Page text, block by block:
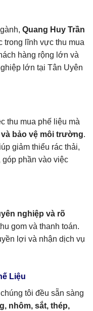
Quang Huy Trần
trong lĩnh vực thu mua
hàng rộng lớn và
lớn tại Tân Uyên
thu mua phế liệu mà
bảo vệ môi trường.
giảm thiểu rác thải,
phần vào việc
nghiệp và rõ
gom và thanh toán.
lợi và nhận dịch vụ
Liệu
chúng tôi đều sẵn sàng
nhôm, sắt, thép,